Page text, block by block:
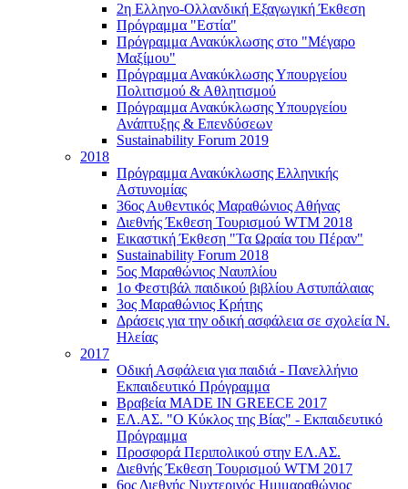
2η Ελληνο-Ολλανδική Εξαγωγική Έκθεση
Πρόγραμμα "Εστία"
Πρόγραμμα Ανακύκλωσης στο "Μέγαρο
Μαξίμου"
Πρόγραμμα Ανακύκλωσης Υπουργείου
Πολιτισμού & Αθλητισμού
Πρόγραμμα Ανακύκλωσης Υπουργείου
Ανάπτυξης & Επενδύσεων
Sustainability Forum 2019
2018
Πρόγραμμα Ανακύκλωσης Ελληνικής
Αστυνομίας
36ος Αυθεντικός Μαραθώνιος Αθήνας
Διεθνής Έκθεση Τουρισμού WTM 2018
Εικαστική Έκθεση "Τα Ωραία του Πέραν"
Sustainability Forum 2018
5ος Μαραθώνιος Ναυπλίου
1ο Φεστιβάλ παιδικού βιβλίου Αστυπάλαιας
3ος Μαραθώνιος Κρήτης
Δράσεις για την οδική ασφάλεια σε σχολεία Ν.
Ηλείας
2017
Οδική Ασφάλεια για παιδιά - Πανελλήνιο
Εκπαιδευτικό Πρόγραμμα
Βραβεία MADE IN GREECE 2017
ΕΛ.ΑΣ. "Ο Κύκλος της Βίας" - Εκπαιδευτικό
Πρόγραμμα
Προσφορά Περιπολικού στην ΕΛ.ΑΣ.
Διεθνής Έκθεση Τουρισμού WTM 2017
6ος Διεθνής Νυχτερινός Ημιμαραθώνιος